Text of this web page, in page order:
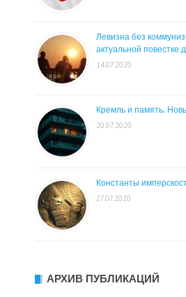
Левизна без
актуальной повестке
14.07.2020
Кремль и память.
20.07.2020
Константы
27.07.2020
АРХИВ ПУБЛИКАЦИЙ